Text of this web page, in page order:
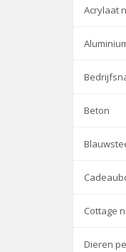
Acrylaat
Beton
Cottage
Dieren